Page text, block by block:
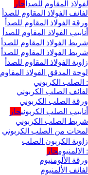
المقاوم للصدأ حار
لفائف الفولاذ المقاوم للصدأ
ورقة الفولاذ المقاوم للصدأ
أنابيب الفولاذ المقاوم للصدأ
شريط الفولاذ المقاوم للصدأ
شريط الفولاذ المقاوم للصدأ
زاوية الفولاذ المقاوم للصدأ
لوحة المدقق الفولاذ
الصلب الكربوني
لفائف الصلب الكربوني
ورقة الصلب الكربوني
أنابيب الصلب الكربونيحار
شريط الصلب الكربوني
لمحات من الصلب الكربوني
زاوية الكربون الصلب
الالمنيومحار
ورقة الألومنيوم
لفائف الألمنيوم